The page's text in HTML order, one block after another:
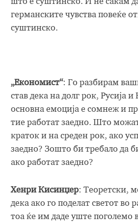
германските чувства повеќе
суштинско.
„Економист“: Го разбирам
став дека на долг рок, Русија
основна емоција е сомнеж и
тие работат заедно. Што
краток и на среден рок, ако
заедно? Зошто би требало да
ако работат заедно?
Хенри Кисинџер: Теоретски,
дека ако го поделат светот во
тоа ќе им даде уште поголемо